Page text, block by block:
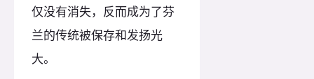
仅没有消失，反而成为了芬
兰的传统被保存和发扬光
大。